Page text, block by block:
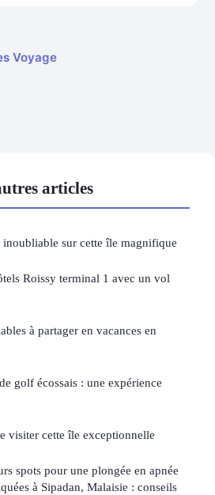
Voyage
articles
sur cette île magnifique
Roissy terminal 1 avec un vol
à partager en vacances en
golf écossais : une expérience
visiter cette île exceptionnelle
spots pour une plongée en apnée
à Sipadan, Malaisie : conseils